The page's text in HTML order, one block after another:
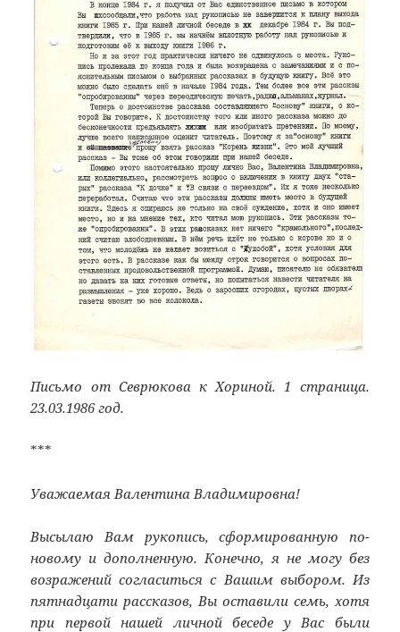
Письмо от Севрюкова к Хориной. 1 страница.
23.03.1986 год.
***
Уважаемая Валентина Владимировна!
Высылаю Вам рукопись, сформированную по-
новому и дополненную. Конечно, я не могу без
возражений согласиться с Вашим выбором. Из
пятнадцати рассказов, Вы оставили семь, хотя
при первой нашей личной беседе у Вас были